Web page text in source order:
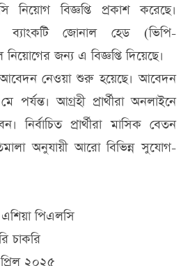
নিয়োগ বিজ্ঞপ্তি প্রকাশ করেছে।
ব্যাংকটি জোনাল হেড (ভিপি-
জন্য এ বিজ্ঞপ্তি দিয়েছে।
নেওয়া শুরু হয়েছে। আবেদন
আগ্রহী প্রার্থীরা অনলাইনে
প্রার্থীরা মাসিক বেতন
অনুযায়ী আরো বিভিন্ন সুযোগ-
এশিয়া পিএলসি
চাকরি
২০২৫